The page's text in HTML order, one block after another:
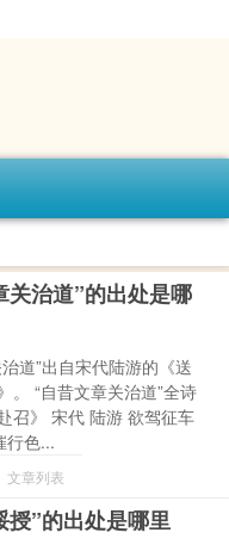
关治道”的出处是哪
道”出自宋代陆游的《送
。 “自昔文章关治道”全诗
召》 宋代 陆游 欲驾征车
行色...
文章列表
授”的出处是哪里